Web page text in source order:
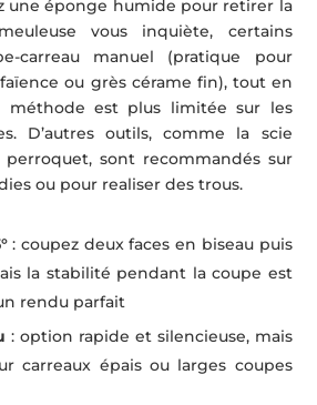
une éponge humide pour retirer la
vous inquiète, certains
carreau manuel (pratique pour
ou grès cérame fin), tout en
méthode est plus limitée sur les
D’autres outils, comme la scie
sont recommandés sur
ou pour realiser des trous.
: coupez deux faces en biseau puis
la stabilité pendant la coupe est
rendu parfait
: option rapide et silencieuse, mais
carreaux épais ou larges coupes